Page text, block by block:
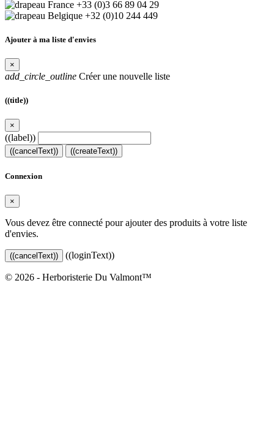
+33 (0)3 66 89 04 29
+32 (0)10 244 449
Ajouter à ma liste d'envies
×
add_circle_outline Créer une nouvelle liste
((title))
×
((label))
((cancelText)) ((createText))
Connexion
×
Vous devez être connecté pour ajouter des produits à votre liste
d'envies.
((cancelText)) ((loginText))
© 2026 - Herboristerie Du Valmont™